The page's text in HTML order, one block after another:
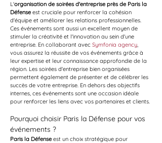
L'organisation de soirées d'entreprise près de Paris la
Défense est cruciale pour renforcer la cohésion
d'équipe et améliorer les relations professionnelles.
Ces événements sont aussi un excellent moyen de
stimuler la créativité et l'innovation au sein d'une
entreprise. En collaborant avec Symfonia agency,
vous assurez la réussite de vos événements grâce à
leur expertise et leur connaissance approfondie de la
région. Les soirées d'entreprise bien organisées
permettent également de présenter et de célébrer les
succès de votre entreprise. En dehors des objectifs
internes, ces événements sont une occasion idéale
pour renforcer les liens avec vos partenaires et clients.
Pourquoi choisir Paris la Défense pour vos
événements ?
Paris la Défense est un choix stratégique pour